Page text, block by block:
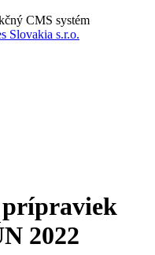
CMS systém
Slovakia s.r.o.
2022